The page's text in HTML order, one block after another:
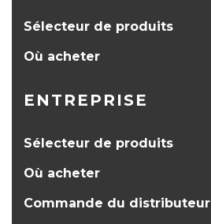
Sélecteur de produits
Où acheter
ENTREPRISE
Sélecteur de produits
Où acheter
Commande du distributeur